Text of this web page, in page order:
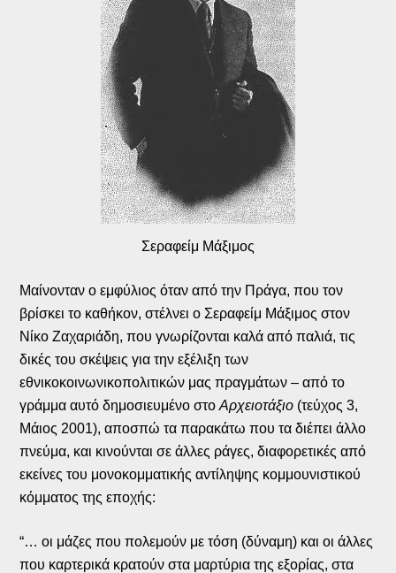
Σεραφείμ Μάξιμος
Μαίνονταν ο εμφύλιος όταν από την Πράγα, που τον
βρίσκει το καθήκον, στέλνει ο Σεραφείμ Μάξιμος στον
Νίκο Ζαχαριάδη, που γνωρίζονται καλά από παλιά, τις
δικές του σκέψεις για την εξέλιξη των
εθνικοκοινωνικοπολιτικών μας πραγμάτων – από το
γράμμα αυτό δημοσιευμένο στοΑρχειοτάξιο (τεύχος 3,
Μάιος 2001), αποσπώ τα παρακάτω που τα διέπει άλλο
πνεύμα, και κινούνται σε άλλες ράγες, διαφορετικές από
εκείνες του μονοκομματικής αντίληψης κομμουνιστικού
κόμματος της εποχής:
“… οι μάζες που πολεμούν με τόση (δύναμη) και οι άλλες
που καρτερικά κρατούν στα μαρτύρια της εξορίας, στα